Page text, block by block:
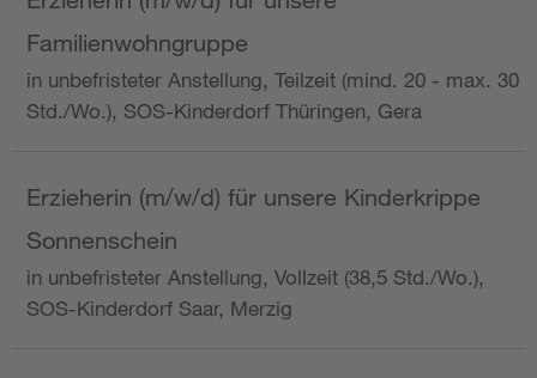
Familienwohngruppe
in unbefristeter Anstellung, Teilzeit (mind. 20 - max. 30
Std./Wo.), SOS-Kinderdorf Thüringen, Gera
Erzieherin (m/w/d) für unsere Kinderkrippe
Sonnenschein
in unbefristeter Anstellung, Vollzeit (38,5 Std./Wo.),
SOS-Kinderdorf Saar, Merzig